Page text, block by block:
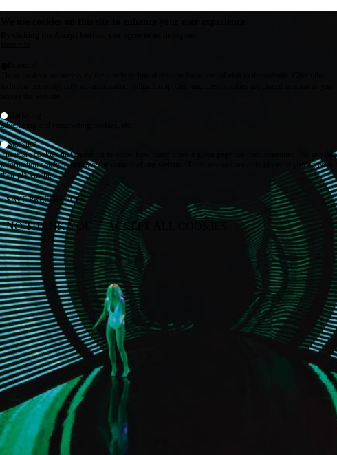
advertising and remarketing cookies, etc.
Statistics
These are cookies that enable us to know how many times a given page has been consulted. We use this
information solely to improve the content of our website. These cookies are only placed if you agree to
their placement.
SAVE PREFERENCES
NO THANK YOU ACCEPT ALL COOKIES
WITHDRAW CONSENT